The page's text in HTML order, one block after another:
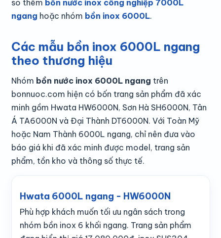
so thêm bồn nước inox công nghiệp 7000L
ngang hoặc nhóm bồn inox 6000L.
Các mẫu bồn inox 6000L ngang
theo thương hiệu
Nhóm bồn nước inox 6000L ngang trên
bonnuoc.com hiện có bốn trang sản phẩm đã xác
minh gồm Hwata HW6000N, Sơn Hà SH6000N, Tân
Á TA6000N và Đại Thành DT6000N. Với Toàn Mỹ
hoặc Nam Thành 6000L ngang, chỉ nên đưa vào
báo giá khi đã xác minh được model, trang sản
phẩm, tồn kho và thông số thực tế.
Hwata 6000L ngang - HW6000N
Phù hợp khách muốn tối ưu ngân sách trong
nhóm bồn inox 6 khối ngang. Trang sản phẩm